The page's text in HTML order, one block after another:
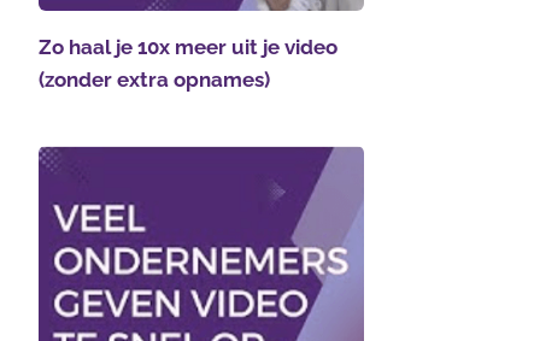
Zo haal je 10x meer uit je video
(zonder extra opnames)